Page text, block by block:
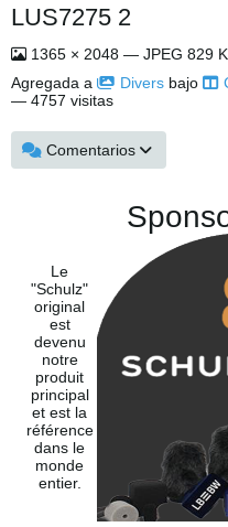
LUS7275 2
1365 × 2048 — JPEG 829
Agregada a
Divers bajo
— 4757 visitas
Comentarios
Le
"Schulz"
original
est
devenu
notre
produit
principal
et est la
référence
dans le
monde
entier.